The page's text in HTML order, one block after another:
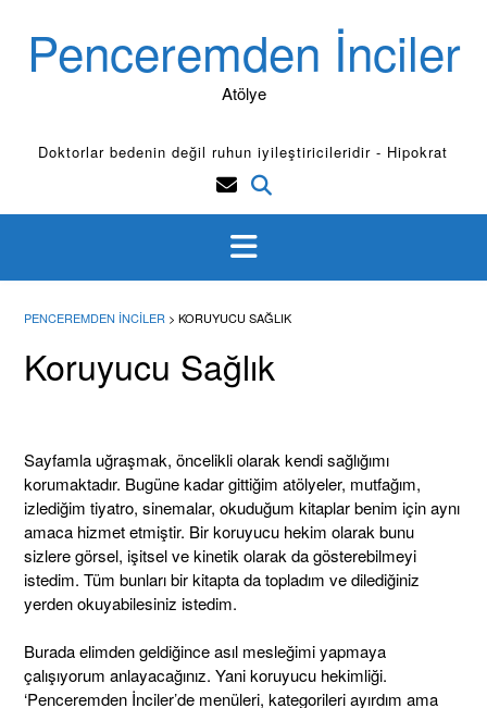
contentPenceremden İnciler
Atölye
Doktorlar bedenin değil ruhun iyileştiricileridir - Hipokrat
PENCEREMDEN İNCILER > KORUYUCU SAĞLIK
Koruyucu Sağlık
Sayfamla uğraşmak, öncelikli olarak kendi sağlığımı
korumaktadır. Bugüne kadar gittiğim atölyeler, mutfağım,
izlediğim tiyatro, sinemalar, okuduğum kitaplar benim için aynı
amaca hizmet etmiştir. Bir koruyucu hekim olarak bunu
sizlere görsel, işitsel ve kinetik olarak da gösterebilmeyi
istedim. Tüm bunları bir kitapta da topladım ve dilediğiniz
yerden okuyabilesiniz istedim.
Burada elimden geldiğince asıl mesleğimi yapmaya
çalışıyorum anlayacağınız. Yani koruyucu hekimliği.
‘Penceremden İnciler’de menüleri, kategorileri ayırdım ama